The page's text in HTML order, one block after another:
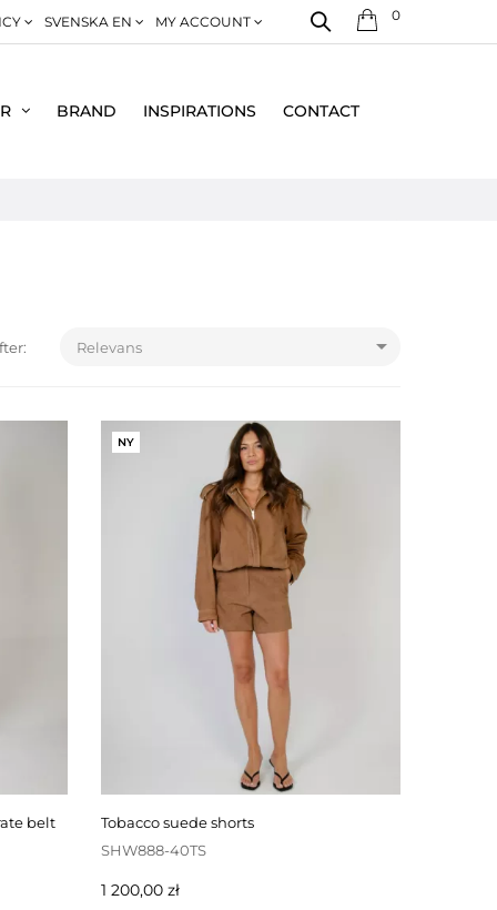
SVENSKA EN MY ACCOUNT 0
BRAND INSPIRATIONS CONTACT
Relevans 
belt
NY
tobacco suede shorts
SHW888-40TS
Pris
1 200,00 zł